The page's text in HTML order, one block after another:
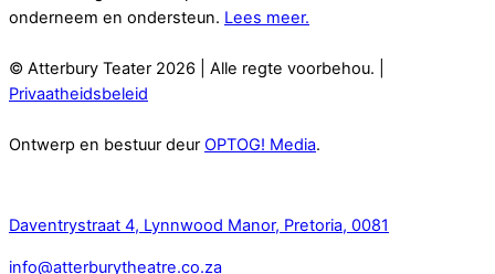
onderneem en ondersteun. Lees meer.
© Atterbury Teater 2026 | Alle regte voorbehou. |
Privaatheidsbeleid
Ontwerp en bestuur deur OPTOG! Media.
Daventrystraat 4, Lynnwood Manor, Pretoria, 0081
info@atterburytheatre.co.za